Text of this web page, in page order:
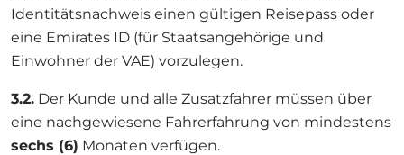
Identitätsnachweis einen gültigen Reisepass oder
eine Emirates ID (für Staatsangehörige und
Einwohner der VAE) vorzulegen.
3.2. Der Kunde und alle Zusatzfahrer müssen über
eine nachgewiesene Fahrerfahrung von mindestens
sechs (6) Monaten verfügen.